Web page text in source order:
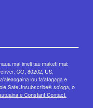
mai imeli tau maketi mai:
CO, 80202, US,
lou fa'atagaga e
SafeUnsubscribe® so'oga, o
e Constant Contact.